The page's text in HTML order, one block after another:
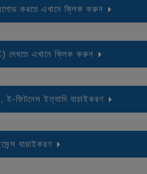
করতে এখানে ক্লিক করুন
দেখতে এখানে ক্লিক করুন
ই-ফিটনেস ইত্যাদি যাচাইকরণ
যাচাইকরণ